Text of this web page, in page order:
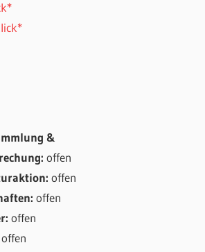
&
offen
offen
offen
offen
offen